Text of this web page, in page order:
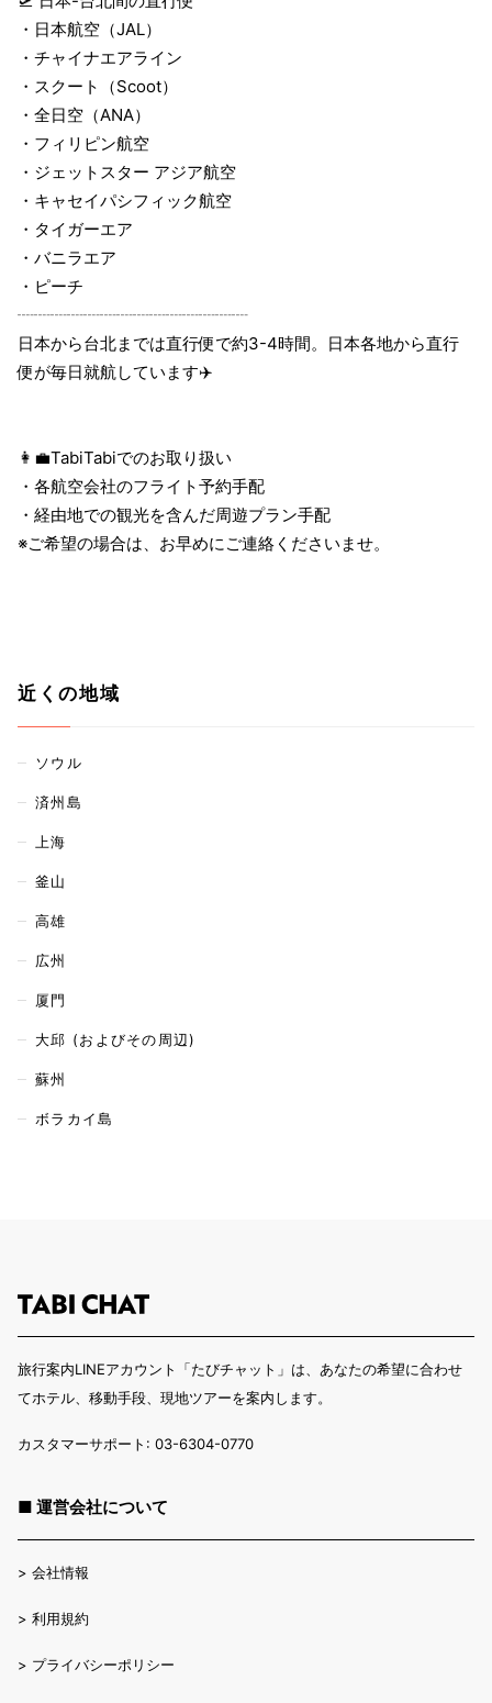
・日本航空（JAL）
・チャイナエアライン
・スクート（Scoot）
・全日空（ANA）
・フィリピン航空
・ジェットスター アジア航空
・キャセイパシフィック航空
・タイガーエア
・バニラエア
・ピーチ
┈┈┈┈┈┈┈┈┈┈┈┈┈┈
日本から台北までは直行便で約3-4時間。日本各地から直行
便が毎日就航しています✈️
👩‍💼TabiTabiでのお取り扱い
・各航空会社のフライト予約手配
・経由地での観光を含んだ周遊プラン手配
※ご希望の場合は、お早めにご連絡くださいませ。
近くの地域
ソウル
済州島
上海
釜山
高雄
広州
厦門
大邱 (およびその周辺)
蘇州
ボラカイ島
旅行案内LINEアカウント「たびチャット」は、あなたの希望に合わせ
てホテル、移動手段、現地ツアーを案内します。
カスタマーサポート: 03-6304-0770
■ 運営会社について
> 会社情報
> 利用規約
> プライバシーポリシー